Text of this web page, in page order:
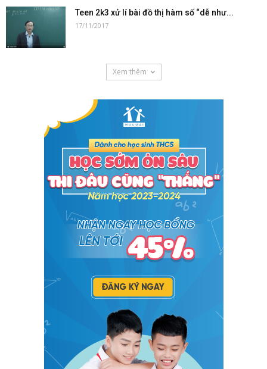
Teen 2k3 xử lí bài đồ thị hàm số “dễ như...
17/11/2017
Xem thêm